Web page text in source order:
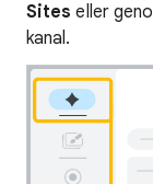
Sites eller
kanal.